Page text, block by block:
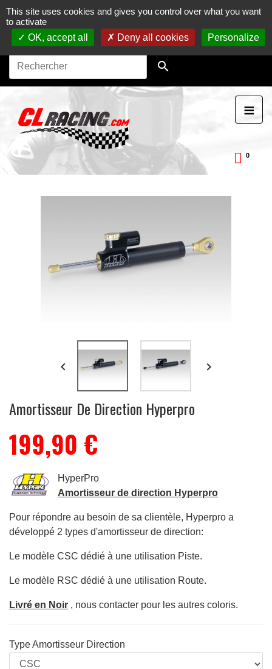
Journées, stages et baptêmes moto sur circuit.Vente en
ligne de pièces détachées moto.
préparation moto

≡
0
 
Amortisseur De Direction Hyperpro
199,90 €
HyperPro
Amortisseur de direction Hyperpro
Pour répondre au besoin de sa clientèle, Hyperpro a
développé 2 types d'amortisseur de direction:
Le modèle CSC dédié à une utilisation Piste.
Le modèle RSC dédié à une utilisation Route.
Livré en Noir , nous contacter pour les autres coloris.
Type Amortisseur Direction
This site uses cookies and gives you control over what you want
to activate
OK, accept all
Deny all cookies Personalize